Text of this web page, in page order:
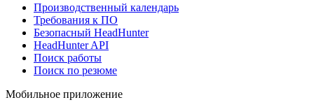
Производственный календарь
Требования к ПО
Безопасный HeadHunter
HeadHunter API
Поиск работы
Поиск по резюме
Мобильное приложение